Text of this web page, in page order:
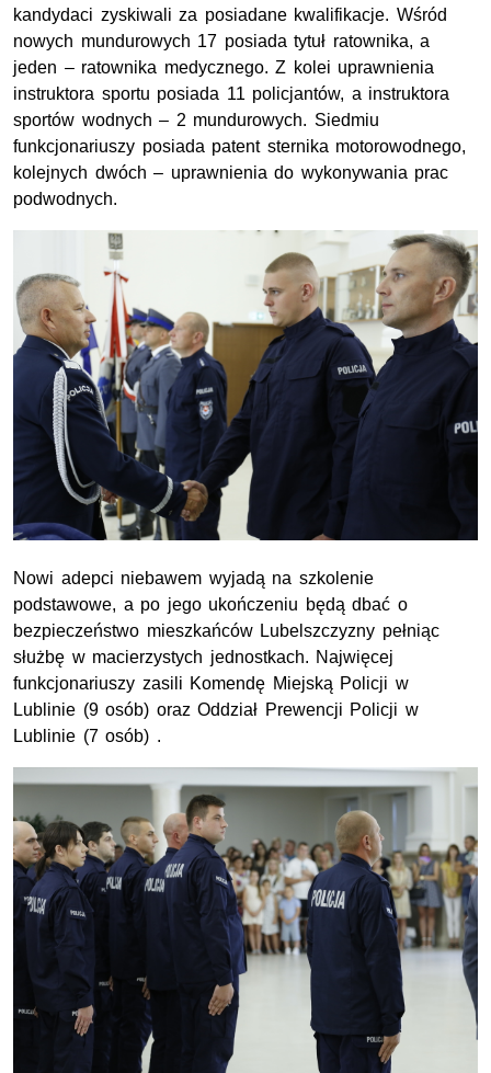
kandydaci zyskiwali za posiadane kwalifikacje. Wśród
nowych mundurowych 17 posiada tytuł ratownika, a
jeden – ratownika medycznego. Z kolei uprawnienia
instruktora sportu posiada 11 policjantów, a instruktora
sportów wodnych – 2 mundurowych. Siedmiu
funkcjonariuszy posiada patent sternika motorowodnego,
kolejnych dwóch – uprawnienia do wykonywania prac
podwodnych.
Nowi adepci niebawem wyjadą na szkolenie
podstawowe, a po jego ukończeniu będą dbać o
bezpieczeństwo mieszkańców Lubelszczyzny pełniąc
służbę w macierzystych jednostkach. Najwięcej
funkcjonariuszy zasili Komendę Miejską Policji w
Lublinie (9 osób) oraz Oddział Prewencji Policji w
Lublinie (7 osób) .